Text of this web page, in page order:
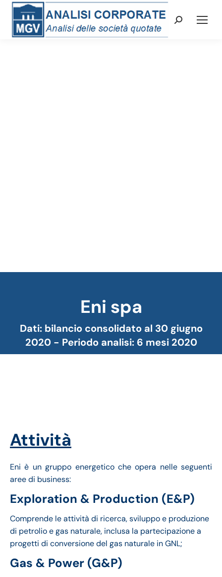
Cerca:
Eni spa
Dati: bilancio consolidato al 30 giugno
2020 - Periodo analisi: 6 mesi 2020
Tu sei qui:
Attività
Eni è un gruppo energetico che opera nelle seguenti
aree di business:
Exploration & Production (E&P)
Comprende le attività di ricerca, sviluppo e produzione
di petrolio e gas naturale, inclusa la partecipazione a
progetti di conversione del gas naturale in GNL;
Gas & Power (G&P)